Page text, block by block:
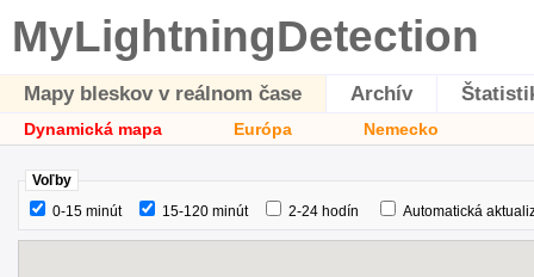
MyLightningDetection
Mapy bleskov v reálnom čase Archív
Dynamická mapa Európa Nemecko
Voľby
0-15 minút
15-120 minút 2-24 hodín Automatická